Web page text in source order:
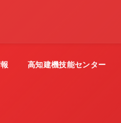
高知建機技能センター